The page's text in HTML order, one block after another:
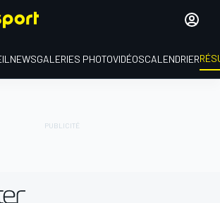
NEWSGALERIES PHOTOVIDÉOSCALENDRIER